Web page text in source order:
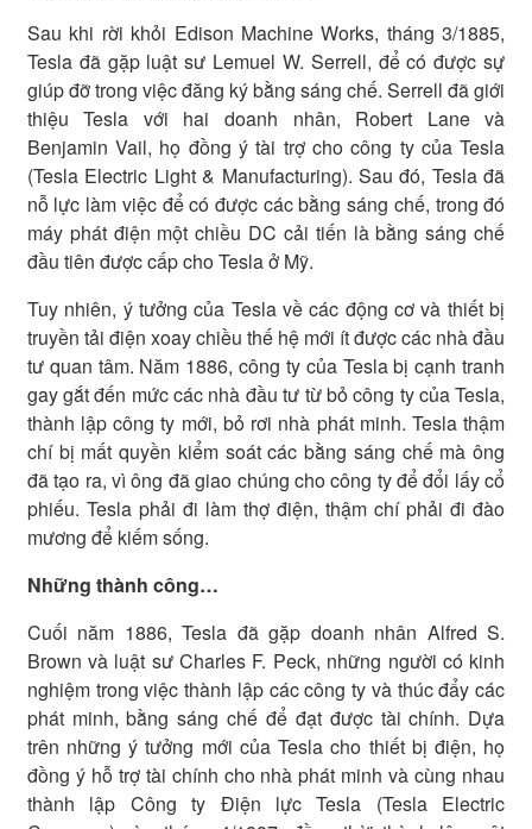
Sau khi rời khỏi Edison Machine Works, tháng 3/1885,
Tesla đã gặp luật sư Lemuel W. Serrell, để có được sự
giúp đỡ trong việc đăng ký bằng sáng chế. Serrell đã giới
thiệu Tesla với hai doanh nhân, Robert Lane và
Benjamin Vail, họ đồng ý tài trợ cho công ty của Tesla
(Tesla Electric Light & Manufacturing). Sau đó, Tesla đã
nỗ lực làm việc để có được các bằng sáng chế, trong đó
máy phát điện một chiều DC cải tiến là bằng sáng chế
đầu tiên được cấp cho Tesla ở Mỹ.
Tuy nhiên, ý tưởng của Tesla về các động cơ và thiết bị
truyền tải điện xoay chiều thế hệ mới ít được các nhà đầu
tư quan tâm. Năm 1886, công ty của Tesla bị cạnh tranh
gay gắt đến mức các nhà đầu tư từ bỏ công ty của Tesla,
thành lập công ty mới, bỏ rơi nhà phát minh. Tesla thậm
chí bị mất quyền kiểm soát các bằng sáng chế mà ông
đã tạo ra, vì ông đã giao chúng cho công ty để đổi lấy cổ
phiếu. Tesla phải đi làm thợ điện, thậm chí phải đi đào
mương để kiếm sống.
Những thành công…
Cuối năm 1886, Tesla đã gặp doanh nhân Alfred S.
Brown và luật sư Charles F. Peck, những người có kinh
nghiệm trong việc thành lập các công ty và thúc đẩy các
phát minh, bằng sáng chế để đạt được tài chính. Dựa
trên những ý tưởng mới của Tesla cho thiết bị điện, họ
đồng ý hỗ trợ tài chính cho nhà phát minh và cùng nhau
thành lập Công ty Điện lực Tesla (Tesla Electric